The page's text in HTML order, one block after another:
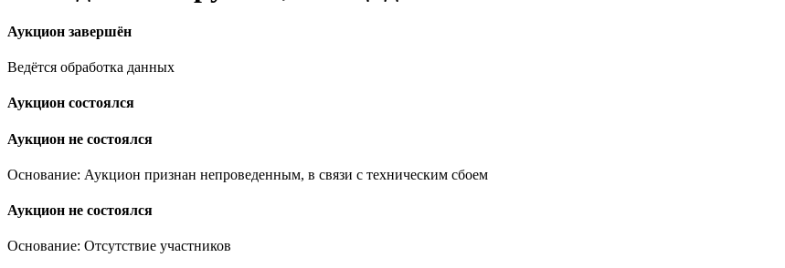
Аукцион завершён
Ведётся обработка данных
Аукцион состоялся
Аукцион не состоялся
Основание: Аукцион признан непроведенным, в связи с техническим сбоем
Аукцион не состоялся
Основание: Отсутствие участников